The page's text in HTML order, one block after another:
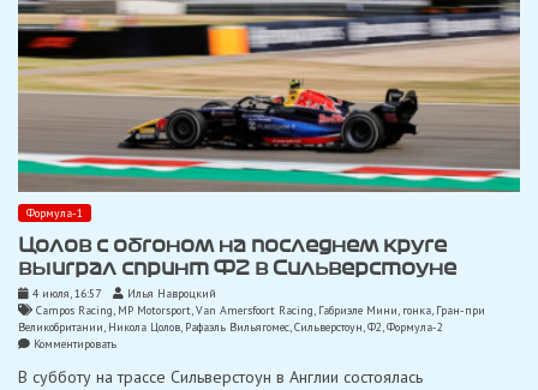
Формула-1
Цолов с обгоном на последнем круге
выиграл спринт Ф2 в Сильверстоуне
4 июля, 16:57
Илья Навроцкий
Campos Racing, MP Motorsport,Van Amersfoort Racing, Габриэле Мини, гонка, Гран-при
Великобритании, Никола Цолов, Рафаэль Вильягомес,Сильверстоун,Ф2,Формула-2
Комментироватьon
с
В субботу на трассе Сильверстоун в Англии состоялась